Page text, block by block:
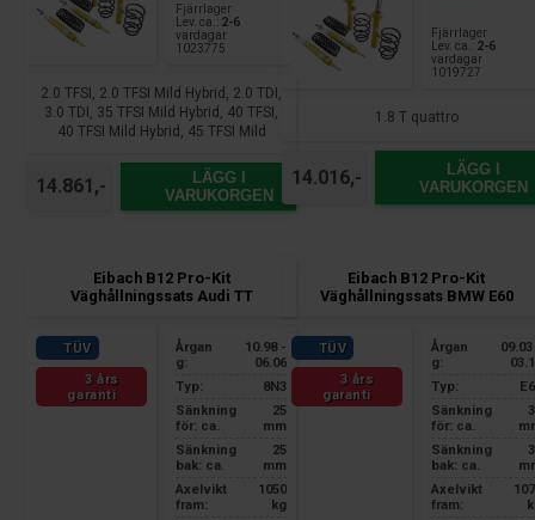
Fjärrlager
Lev. ca.: 2-6
vardagar
1023775
2.0 TFSI, 2.0 TFSI Mild Hybrid, 2.0 TDI,
3.0 TDI, 35 TFSI Mild Hybrid, 40 TFSI,
40 TFSI Mild Hybrid, 45 TFSI Mild
14.861,-
LÄGG I
VARUKORGEN
Fjärrlager
Lev. ca.: 2-6
vardagar
1019727
1.8 T quattro
14.016,-
LÄGG I
VARUKORGEN
Eibach B12 Pro-Kit
Väghållningssats Audi TT
TÜV
3 års
garanti
Årgan
g:
10.98 -
06.06
Typ:
8N3
Sänkning
för: ca.
25
mm
Sänkning
bak: ca.
25
mm
Axelvikt
fram:
1050
kg
Eibach B12 Pro-Kit
Väghållningssats BMW E60
TÜV
3 års
garanti
Årgan
g:
Typ:
Sänkning
för: ca.
Sänkning
bak: ca.
Axelvikt
fram: